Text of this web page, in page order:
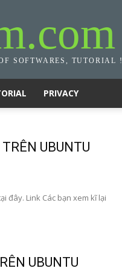
SOFTWARES, TUTORIAL !
PRIVACY
UBUNTU
đây. Link Các bạn xem kĩ lại
UBUNTU